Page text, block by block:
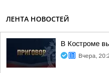
ЛЕНТА НОВОСТЕЙ
В Костроме
Вчера,